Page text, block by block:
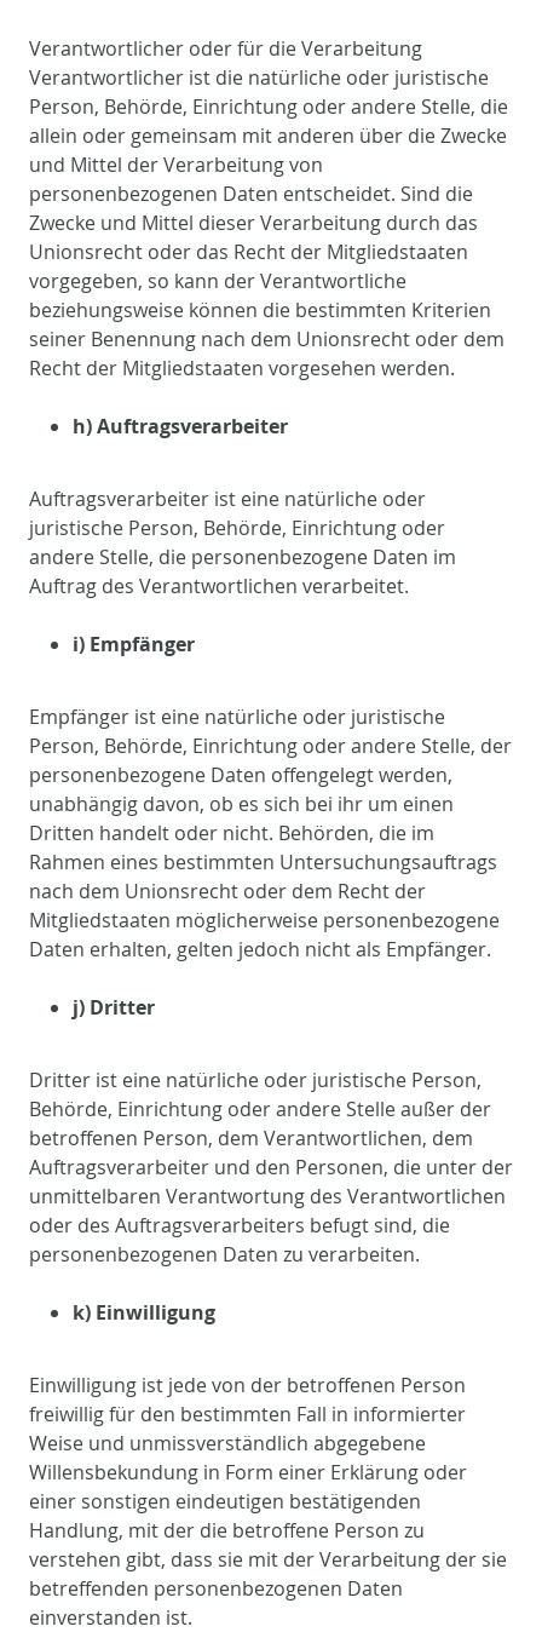
Verantwortlicher oder für die Verarbeitung
Verantwortlicher ist die natürliche oder juristische
Person, Behörde, Einrichtung oder andere Stelle, die
allein oder gemeinsam mit anderen über die Zwecke
und Mittel der Verarbeitung von
personenbezogenen Daten entscheidet. Sind die
Zwecke und Mittel dieser Verarbeitung durch das
Unionsrecht oder das Recht der Mitgliedstaaten
vorgegeben, so kann der Verantwortliche
beziehungsweise können die bestimmten Kriterien
seiner Benennung nach dem Unionsrecht oder dem
Recht der Mitgliedstaaten vorgesehen werden.
h) Auftragsverarbeiter
Auftragsverarbeiter ist eine natürliche oder
juristische Person, Behörde, Einrichtung oder
andere Stelle, die personenbezogene Daten im
Auftrag des Verantwortlichen verarbeitet.
i) Empfänger
Empfänger ist eine natürliche oder juristische
Person, Behörde, Einrichtung oder andere Stelle, der
personenbezogene Daten offengelegt werden,
unabhängig davon, ob es sich bei ihr um einen
Dritten handelt oder nicht. Behörden, die im
Rahmen eines bestimmten Untersuchungsauftrags
nach dem Unionsrecht oder dem Recht der
Mitgliedstaaten möglicherweise personenbezogene
Daten erhalten, gelten jedoch nicht als Empfänger.
j) Dritter
Dritter ist eine natürliche oder juristische Person,
Behörde, Einrichtung oder andere Stelle außer der
betroffenen Person, dem Verantwortlichen, dem
Auftragsverarbeiter und den Personen, die unter der
unmittelbaren Verantwortung des Verantwortlichen
oder des Auftragsverarbeiters befugt sind, die
personenbezogenen Daten zu verarbeiten.
k) Einwilligung
Einwilligung ist jede von der betroffenen Person
freiwillig für den bestimmten Fall in informierter
Weise und unmissverständlich abgegebene
Willensbekundung in Form einer Erklärung oder
einer sonstigen eindeutigen bestätigenden
Handlung, mit der die betroffene Person zu
verstehen gibt, dass sie mit der Verarbeitung der sie
betreffenden personenbezogenen Daten
einverstanden ist.